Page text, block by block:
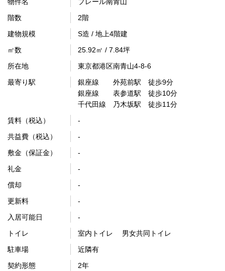
物件名
プレール南青山
階数
2階
建物規模
S造 / 地上4階建
㎡数
25.92㎡ / 7.84坪
所在地
東京都港区南青山4-8-6
最寄り駅
銀座線 外苑前駅 徒歩9分
銀座線 表参道駅 徒歩10分
千代田線 乃木坂駅 徒歩11分
賃料（税込）
-
共益費（税込）
-
敷金（保証金）
-
礼金
-
償却
-
更新料
-
入居可能日
-
トイレ
室内トイレ 男女共同トイレ
駐車場
近隣有
契約形態
2年